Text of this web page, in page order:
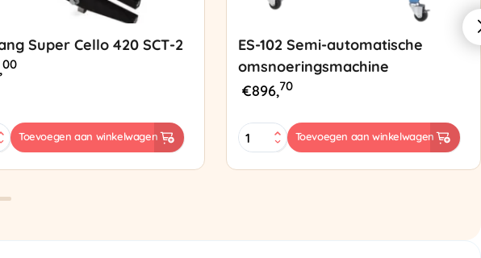
Super Cello 420 SCT-2
00
Toevoegen aan winkelwagen
ES-102 Semi-automatische
omsnoeringsmachine
€896,70
ES-
102
Toevoegen aan winkelwagen